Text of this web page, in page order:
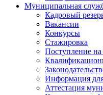
Муниципальная
Кадровый
Вакансии
Конкурсы
Стажировка
Поступление
Информация
Аттестация